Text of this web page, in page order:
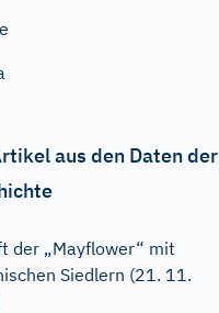
aus den Daten der
der „Mayflower“ mit
Siedlern (21. 11.